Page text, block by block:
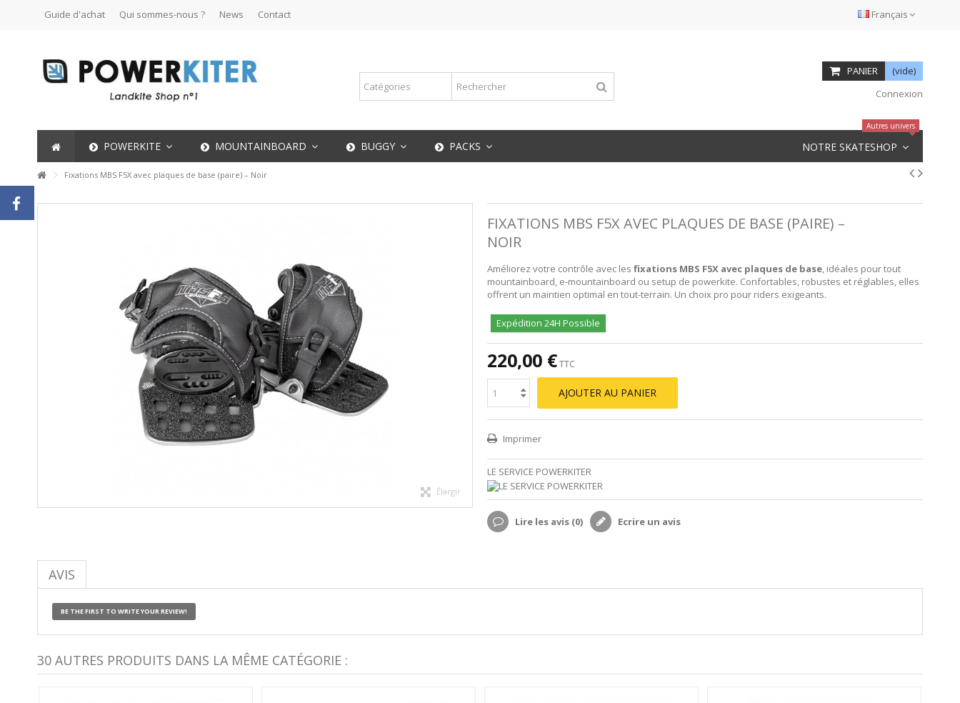
Français
Guide d'achat Qui sommes-nous ? News Contact
PANIER
(vide)
Connexion
POWERKITE MOUNTAINBOARD BUGGY PACKS NOTRE SKATESHOP
Autres univers
Fixations MBS F5X avec plaques de base (paire) – Noir
Élargir
FIXATIONS MBS F5X AVEC PLAQUES DE BASE (PAIRE) –
NOIR
Améliorez votre contrôle avec les fixations MBS F5X avec plaques de base, idéales pour tout
mountainboard, e-mountainboard ou setup de powerkite. Confortables, robustes et réglables, elles
offrent un maintien optimal en tout-terrain. Un choix pro pour riders exigeants.
Expédition 24H Possible
220,00 €TTC
AJOUTER AU PANIER
Imprimer
LE SERVICE POWERKITER
Lire les avis (0) Ecrire un avis
AVIS
BE THE FIRST TO WRITE YOUR REVIEW!
30 AUTRES PRODUITS DANS LA MÊME CATÉGORIE :